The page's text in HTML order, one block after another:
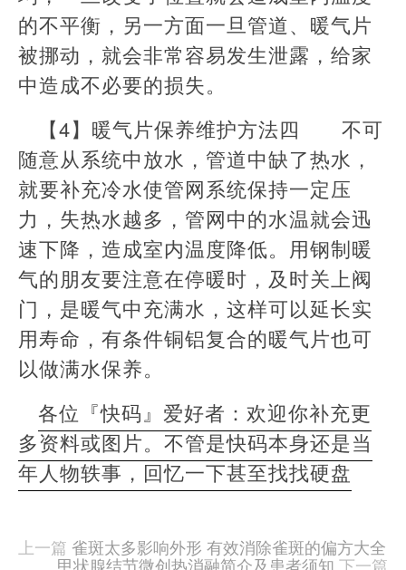
的不平衡，另一方面一旦管道、暖气片
被挪动，就会非常容易发生泄露，给家
中造成不必要的损失。
【4】暖气片保养维护方法四 不可
随意从系统中放水，管道中缺了热水，
就要补充冷水使管网系统保持一定压
力，失热水越多，管网中的水温就会迅
速下降，造成室内温度降低。用钢制暖
气的朋友要注意在停暖时，及时关上阀
门，是暖气中充满水，这样可以延长实
用寿命，有条件铜铝复合的暖气片也可
以做满水保养。
各位『快码』爱好者：欢迎你补充更
多资料或图片。不管是快码本身还是当
年人物轶事，回忆一下甚至找找硬盘
由
羊
上一篇 雀斑太多影响外形 有效消除雀斑的偏方大全
甲状腺结节微创热消融简介及患者须知 下一篇